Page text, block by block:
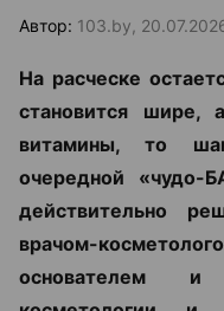
Автор: 103.by,
На расческе
становится шире,
витамины, то
очередной «чудо-
действительно
врачом-
основателем и